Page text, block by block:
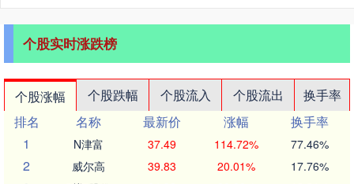
个股实时涨跌榜
个股涨幅 个股跌幅 个股流入 个股流出
换手率
排名
名称 最新价 涨幅
换手率
1
N津富 37.49 114.72% 77.46%
2 威尔高 39.83 20.01% 17.76%